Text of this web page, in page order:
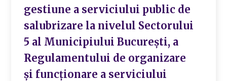
gestiune a serviciului public de
salubrizare la nivelul Sectorului
5 al Municipiului București, a
Regulamentului de organizare
și funcționare a serviciului